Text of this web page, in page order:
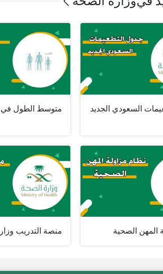
السعودي الجديد
متوسط الطول في
المهن الصحية منصة التدريب